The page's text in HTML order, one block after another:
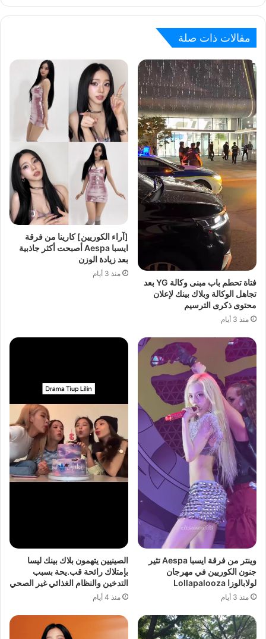
مقالات ذات صلة
فتاة تحطم باب مبنى وكالة YG بعد
تجاهل الوكالة وبلاك بينك لإعلان
محتوى ذكرى الترسيم
منذ 3 أيام
[آراء الكوريين] كارينا من فرقة
ايسبا Aespa أصبحت أكثر جاذبية
بعد زيادة الوزن
منذ 3 أيام
وينتر من فرقة ايسبا Aespa تثير
جنون الكوريين في مهرجان
لولابالوزا Lollapalooza
منذ 3 أيام
الصينيين يتهمون بلاك بينك ليسا
بإمتلاك رائحة قب.يحة بسبب
التدخين والنظام الغذائي غير الصحي
منذ 4 أيام